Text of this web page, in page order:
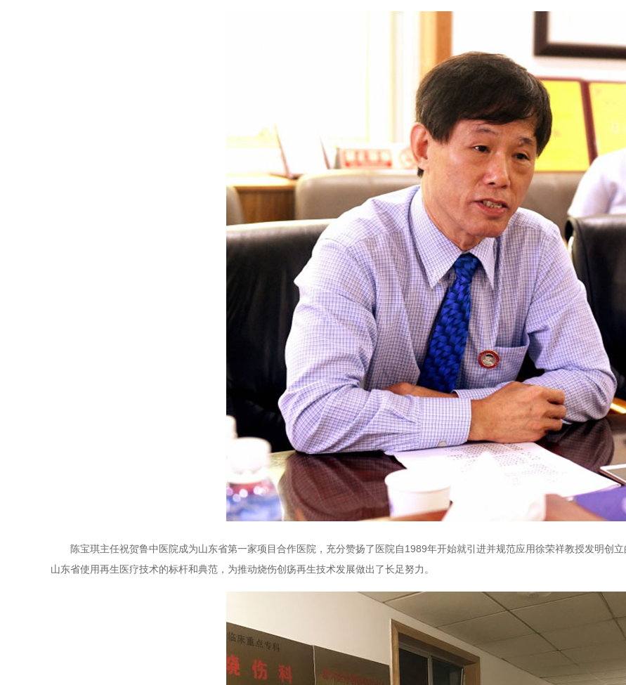
陈宝琪主任祝贺鲁中医院成为山东省第一家项目合作医院，充分赞扬了医院自1989年开始就引进并规范应用徐荣祥教授发明创
山东省使用再生医疗技术的标杆和典范，为推动烧伤创疡再生技术发展做出了长足努力。